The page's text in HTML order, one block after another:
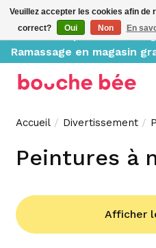
Livraison à partir de
Ramassage en magasin
Accueil / Divertissement /
Peintures à
Afficher
Veuillez accepter les cookies afin de
correct?
Oui Non En